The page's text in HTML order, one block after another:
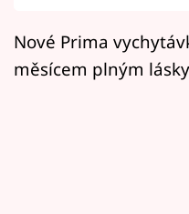
Mámy sobě
Nové Prima
měsícem plným lásky